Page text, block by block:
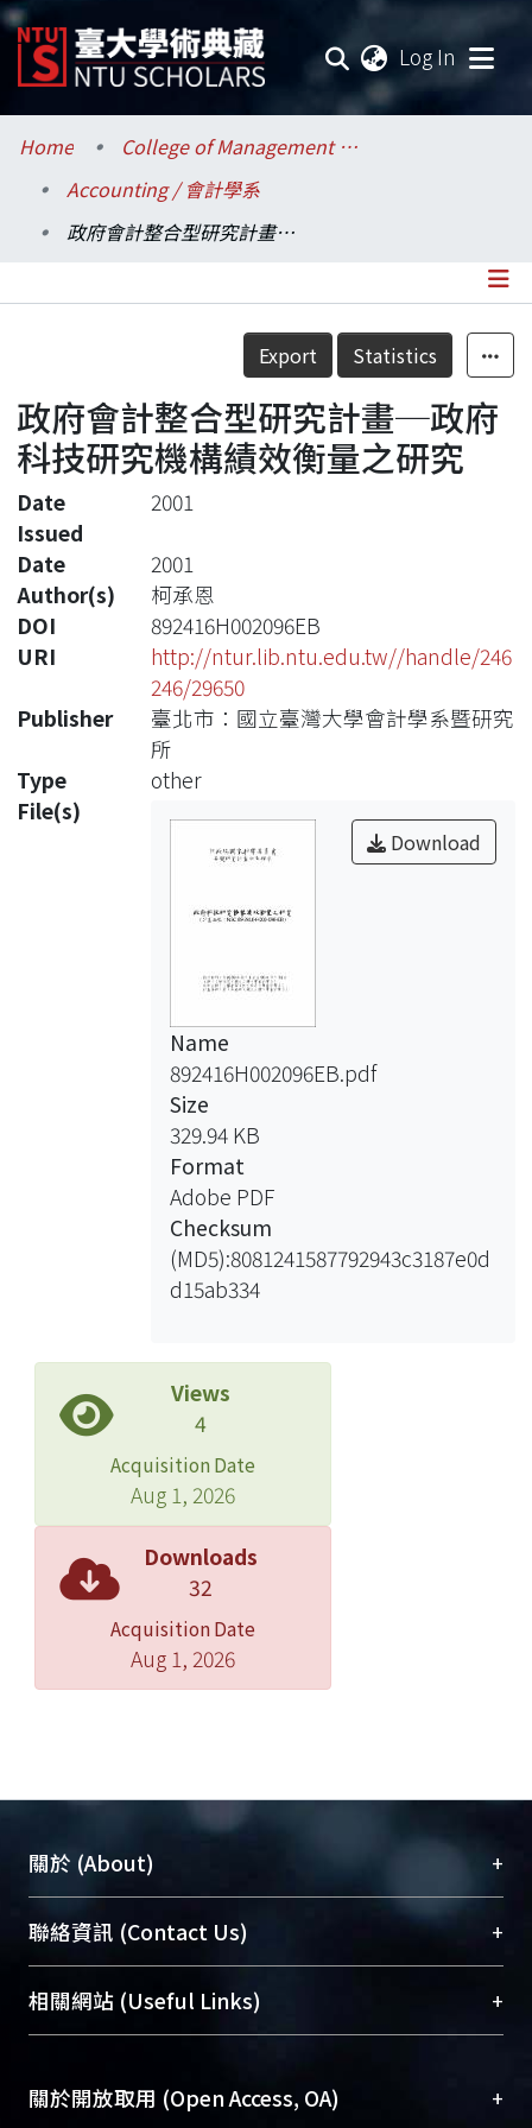
Log In
Communities & Collections
Research Outputs
Statistics
Home
College of Management / 管理學院
Accounting / 會計學系
政府會計整合型研究計畫─政府科技研究機構績效衡量之研究
Details
Export Statistics
政府會計整合型研究計畫─政府
科技研究機構績效衡量之研究
Date
Issued
2001
Date
2001
Author(s)
柯承恩
DOI
892416H002096EB
URI
http://ntur.lib.ntu.edu.tw//handle/246
246/29650
Publisher
臺北市：國立臺灣大學會計學系暨研究
所
Type
other
File(s)
Download
Name
892416H002096EB.pdf
Size
329.94 KB
Format
Adobe PDF
Checksum
(MD5):8081241587792943c3187e0d
d15ab334
Views
4
Acquisition Date
Aug 1, 2026
Downloads
32
Acquisition Date
Aug 1, 2026
關於 (About) +
臺大位居世界頂尖大學之列，為永久珍藏及向國際
展現本校豐碩的研究成果及學術能量，圖書館整合
機構典藏（NTUR）與學術庫（AH）不同功能平
台，成為臺大學術典藏NTU scholars。期能整合研
成果。
聯絡資訊 (Contact Us) +
總館學科館員(Main Library)
醫學圖書館學科館員(Medical Library)
Sciences Library)
相關網站 (Useful Links) +
關於開放取用 (Open Access, OA) +